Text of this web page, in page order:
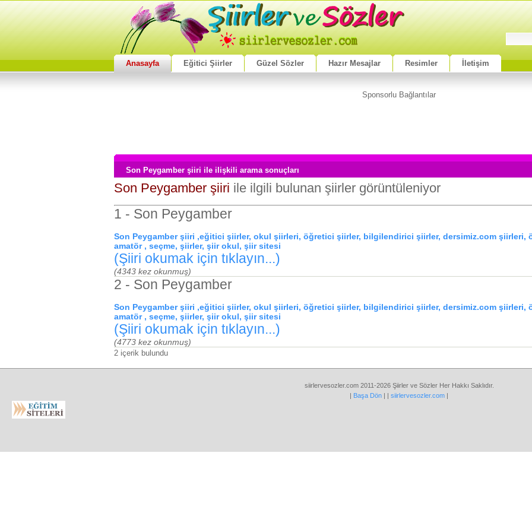
Anasayfa Eğitici Şiirler Güzel Sözler Hazır Mesajlar Resimler İletişim
Sponsorlu Bağlantılar
Son Peygamber şiiri ile ilişkili arama sonuçları
Son Peygamber şiiri ile ilgili bulunan şiirler görüntüleniyor
1 - Son Peygamber
Son Peygamber şiiri ,eğitici şiirler, okul şiirleri, öğretici şiirler, bilgilendirici şiirler, dersimiz.com şiirleri,
amatör , seçme, şiirler, şiir okul, şiir sitesi
(Şiiri okumak için tıklayın...)
(4343 kez okunmuş)
2 - Son Peygamber
Son Peygamber şiiri ,eğitici şiirler, okul şiirleri, öğretici şiirler, bilgilendirici şiirler, dersimiz.com şiirleri,
amatör , seçme, şiirler, şiir okul, şiir sitesi
(Şiiri okumak için tıklayın...)
(4773 kez okunmuş)
2 içerik bulundu
siirlervesozler.com 2011-2026 Şiirler ve Sözler Her Hakkı Saklıdır.
| Başa Dön | | siirlervesozler.com |